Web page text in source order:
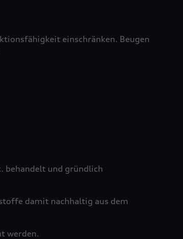
einschränken. Beugen
behandelt und gründlich
damit nachhaltig aus dem
werden.